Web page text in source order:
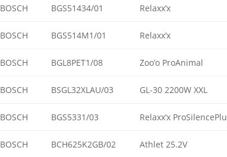
BOSCH BGS51434/01 Relaxx’x
BOSCH BGS514M1/01 Relaxx’x
BOSCH BGL8PET1/08 Zoo’o ProAnimal
BOSCH BSGL32XLAU/03 GL-30 2200W XXL
BOSCH BGS5331/03 Relaxx’x
BOSCH BCH625K2GB/02 Athlet 25.2V